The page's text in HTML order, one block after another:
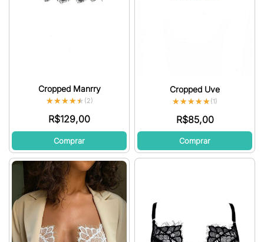
Cropped Manrry
★★★★★
★★★★★ (2)
R$129,00
Comprar
Cropped Uve
★★★★★
★★★★★(1)
R$85,00
Comprar